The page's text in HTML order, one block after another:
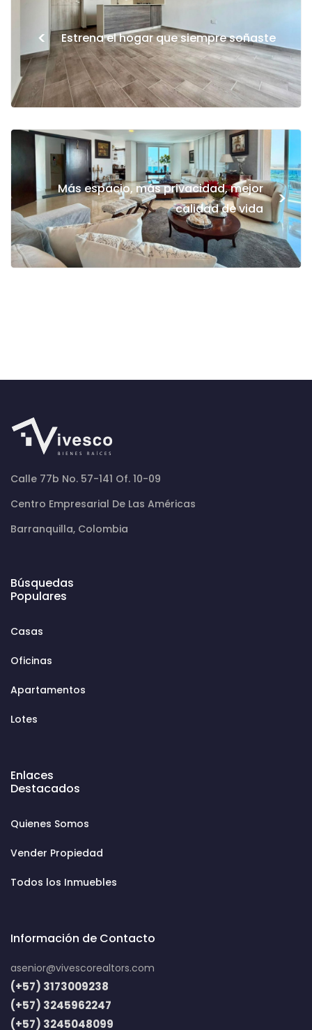
< Estrena el hogar que siempre soñaste
Más espacio, más privacidad, mejor
calidad de vida
>
Calle 77b No. 57-141 Of. 10-09
Centro Empresarial De Las Américas
Barranquilla, Colombia
Búsquedas
Populares
Casas
Oficinas
Apartamentos
Lotes
Enlaces
Destacados
Quienes Somos
Vender Propiedad
Todos los Inmuebles
Información de Contacto
asenior@vivescorealtors.com
(+57) 3173009238
(+57) 3245962247
(+57) 3245048099